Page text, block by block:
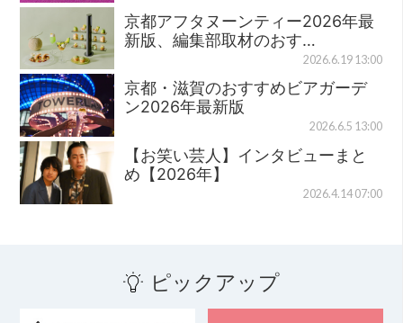
京都アフタヌーンティー2026年最
新版、編集部取材のおす…
2026.6.19 13:00
京都・滋賀のおすすめビアガーデ
ン2026年最新版
2026.6.5 13:00
【お笑い芸人】インタビューまと
め【2026年】
2026.4.14 07:00
ピックアップ